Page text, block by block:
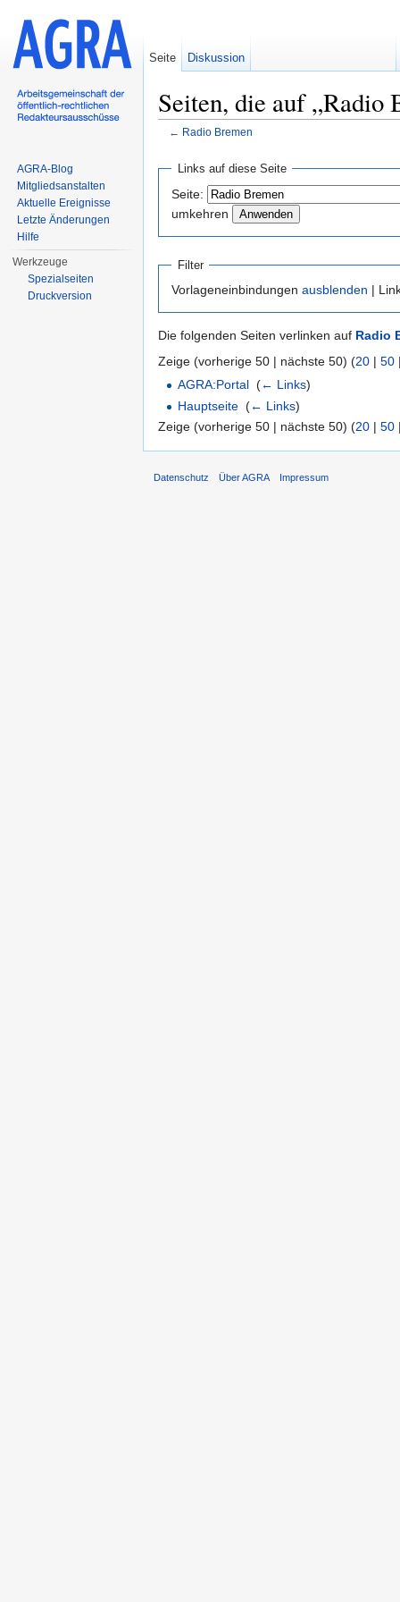
Seiten, die auf „Radio
← Radio Bremen
Links auf diese Seite
Seite:
umkehren
Filter
Vorlageneinbindungen ausblenden |
Die folgenden Seiten verlinken auf Radio
Zeige (vorherige 50 | nächste 50) (20 | 50
AGRA:Portal (← Links)
Hauptseite (← Links)
Zeige (vorherige 50 | nächste 50) (20 | 50
Seite Diskussion
AGRA-Blog
Mitgliedsanstalten
Aktuelle Ereignisse
Letzte Änderungen
Hilfe
Werkzeuge
Spezialseiten
Druckversion
Datenschutz Über AGRA Impressum